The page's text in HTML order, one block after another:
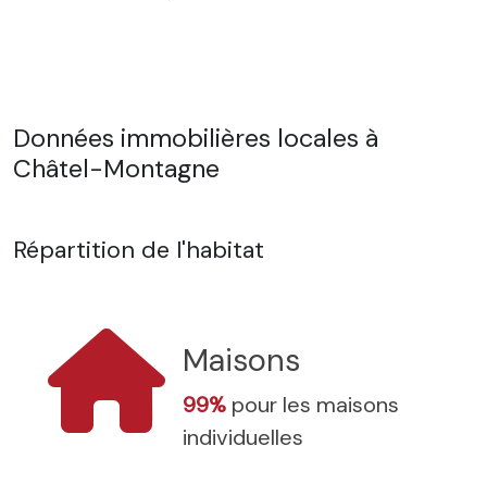
Données immobilières locales à
Châtel-Montagne
Répartition de l'habitat
Maisons
99% pour les maisons
individuelles